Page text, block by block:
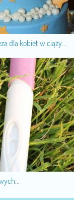
dla kobiet w ciąży...